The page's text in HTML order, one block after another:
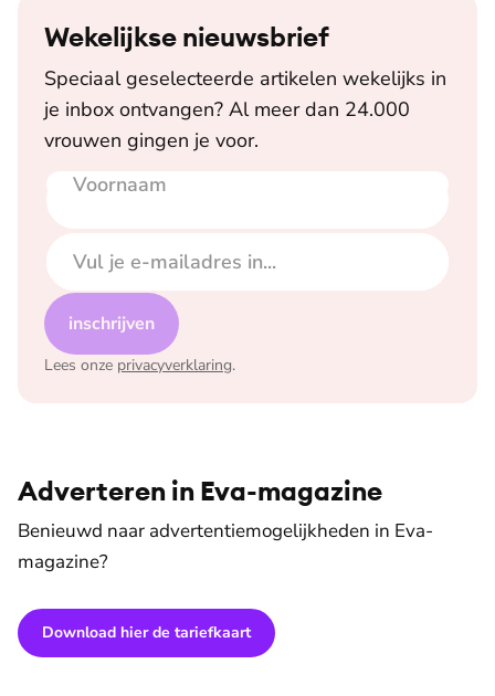
Wekelijkse nieuwsbrief
Speciaal geselecteerde artikelen wekelijks in
je inbox ontvangen? Al meer dan 24.000
vrouwen gingen je voor.
Voornaam
E-mailadres
inschrijven
Lees onze privacyverklaring.
Adverteren in Eva-magazine
Benieuwd naar advertentiemogelijkheden in Eva-
magazine?
Download hier de tariefkaart